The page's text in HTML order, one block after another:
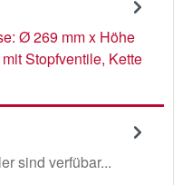
Ø 269 mm x Höhe
Stopfventile, Kette
sind verfübar...